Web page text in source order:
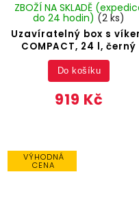
Uzavíratelný box s
COMPACT, 24 l, černý
ZBOŽÍ NA SKLADĚ
do 24 hodin) (2 ks)
919 Kč
Do košíku
VÝHODNÁ
CENA